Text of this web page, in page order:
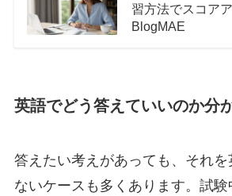
習方法でスコアア
BlogMAE
英語でどう答えていいのか分
答えたい考えがあっても、それを
ないケースも多くあります。試